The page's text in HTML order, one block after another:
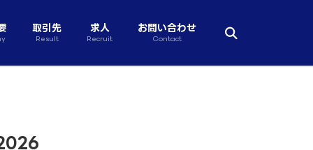
取引先
Result
求人
Recruit
お問い合わせ
Contact